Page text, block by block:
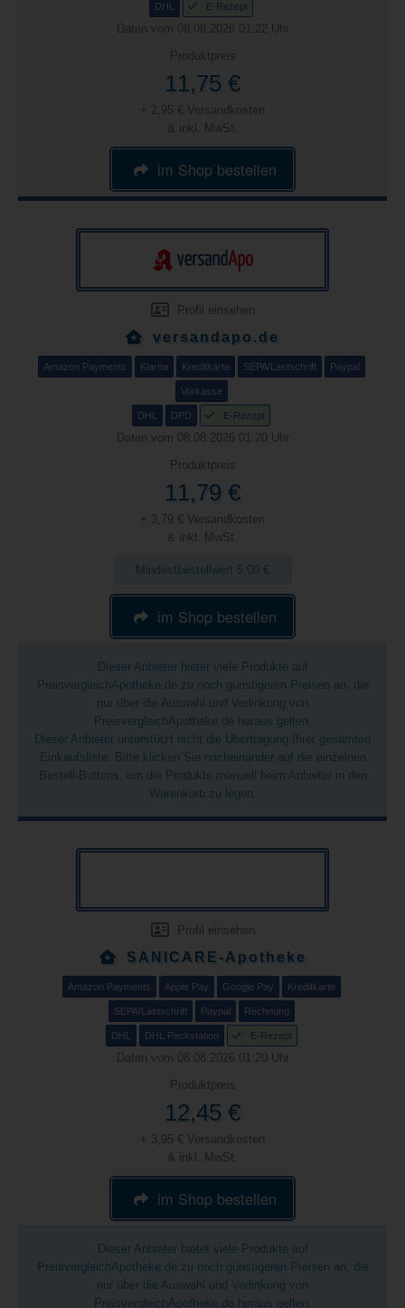
DHL E-Rezept
Daten vom 08.08.2026 01:22 Uhr
Produktpreis
11,75 €
+ 2,95 € Versandkosten
& inkl. MwSt.
im Shop bestellen
Profil einsehen
versandapo.de
Amazon Payments Klarna Kreditkarte SEPA/Lastschrift Paypal
Vorkasse
DHL DPD E-Rezept
Daten vom 08.08.2026 01:20 Uhr
Produktpreis
11,79 €
+ 3,79 € Versandkosten
& inkl. MwSt.
Mindestbestellwert 5,00 €
im Shop bestellen
Dieser Anbieter bietet viele Produkte auf
PreisvergleichApotheke.de zu noch günstigeren Preisen an, die
nur über die Auswahl und Verlinkung von
PreisvergleichApotheke.de heraus gelten.
Dieser Anbieter unterstützt nicht die Übertragung Ihrer gesamten
Einkaufsliste. Bitte klicken Sie nacheinander auf die einzelnen
Bestell-Buttons, um die Produkte manuell beim Anbieter in den
Warenkorb zu legen.
Profil einsehen
SANICARE-Apotheke
Amazon Payments Apple Pay Google Pay Kreditkarte
SEPA/Lastschrift Paypal Rechnung
DHL DHL Packstation E-Rezept
Daten vom 08.08.2026 01:20 Uhr
Produktpreis
12,45 €
+ 3,95 € Versandkosten
& inkl. MwSt.
im Shop bestellen
Dieser Anbieter bietet viele Produkte auf
PreisvergleichApotheke.de zu noch günstigeren Preisen an, die
nur über die Auswahl und Verlinkung von
PreisvergleichApotheke.de heraus gelten.